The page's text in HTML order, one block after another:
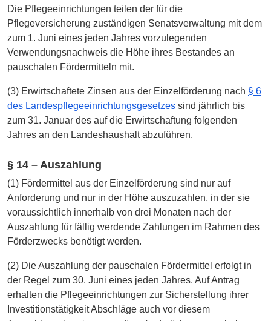
Die Pflegeeinrichtungen teilen der für die
Pflegeversicherung zuständigen Senatsverwaltung mit dem
zum 1. Juni eines jeden Jahres vorzulegenden
Verwendungsnachweis die Höhe ihres Bestandes an
pauschalen Fördermitteln mit.
(3) Erwirtschaftete Zinsen aus der Einzelförderung nach § 6
des Landespflegeeinrichtungsgesetzes sind jährlich bis
zum 31. Januar des auf die Erwirtschaftung folgenden
Jahres an den Landeshaushalt abzuführen.
§ 14 – Auszahlung
(1) Fördermittel aus der Einzelförderung sind nur auf
Anforderung und nur in der Höhe auszuzahlen, in der sie
voraussichtlich innerhalb von drei Monaten nach der
Auszahlung für fällig werdende Zahlungen im Rahmen des
Förderzwecks benötigt werden.
(2) Die Auszahlung der pauschalen Fördermittel erfolgt in
der Regel zum 30. Juni eines jeden Jahres. Auf Antrag
erhalten die Pflegeeinrichtungen zur Sicherstellung ihrer
Investitionstätigkeit Abschläge auch vor diesem